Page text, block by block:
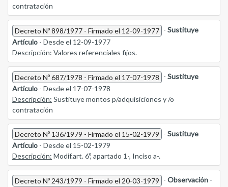
contratación
Decreto Nº 898/1977 - Firmado el 12-09-1977 - Sustituye
Artículo - Desde el 12-09-1977
Descripción: Valores referenciales fijos.
Decreto Nº 687/1978 - Firmado el 17-07-1978 - Sustituye
Artículo - Desde el 17-07-1978
Descripción: Sustituye montos p/adquisiciones y /o
contratación
Decreto Nº 136/1979 - Firmado el 15-02-1979 - Sustituye
Artículo - Desde el 15-02-1979
Descripción: Modif.art. 6º, apartado 1-, Inciso a-.
Decreto Nº 243/1979 - Firmado el 20-03-1979 - Observación -